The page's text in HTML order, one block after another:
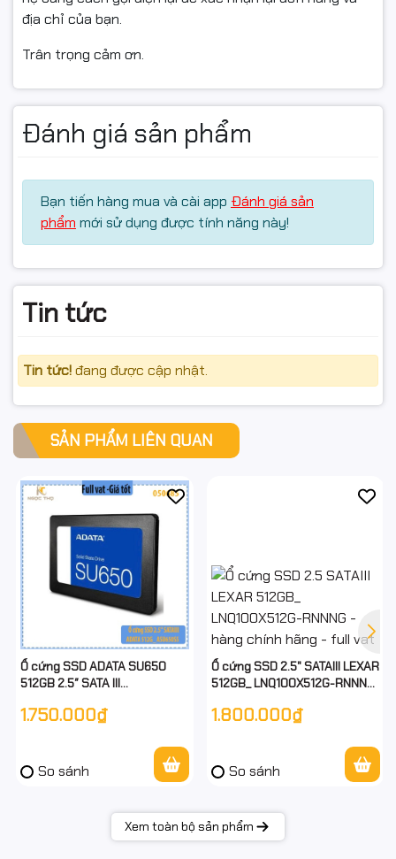
địa chỉ của bạn.
Trân trọng cảm ơn.
Đánh giá sản phẩm
Bạn tiến hàng mua và cài app Đánh giá sản
phẩm mới sử dụng được tính năng này!
Tin tức
Tin tức!đang được cập nhật.
SẢN PHẨM LIÊN QUAN
Ổ cứng SSD ADATA SU650
512GB 2.5″ SATA III
chính hãng – Full VAT – BH 36
1.750.000₫
So sánh
Ổ cứng SSD 2.5" SATAIII LEXAR
512GB_ LNQ100X512G-RNNNG
1.800.000₫
So sánh
Xem toàn bộ sản phẩm